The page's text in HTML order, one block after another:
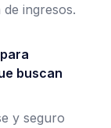
ingresos.
buscan
y seguro